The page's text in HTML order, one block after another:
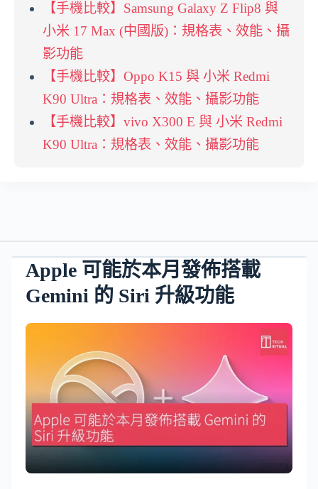
【手機比較】Samsung Galaxy Z Flip8 與
小米 17 Max (中國版)：規格表、效能、攝
影功能
【手機比較】Oppo K15 與 小米 Redmi
K90 Ultra：規格表、效能、攝影功能
【手機比較】vivo X300 E 與 小米 Redmi
K90 Ultra：規格表、效能、攝影功能
Apple 可能於本月發佈搭載
Gemini 的 Siri 升級功能